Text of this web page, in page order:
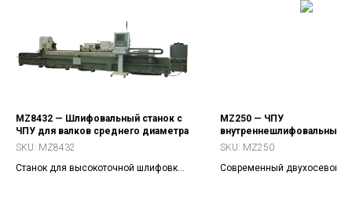
MZ8432 — Шлифовальный станок с
ЧПУ для валков среднего диаметра
SKU: MZ8432
Станок для высокоточной шлифовки
MZ250 — ЧПУ
внутреннешлифовальный
SKU: MZ250
Современный двухосевой